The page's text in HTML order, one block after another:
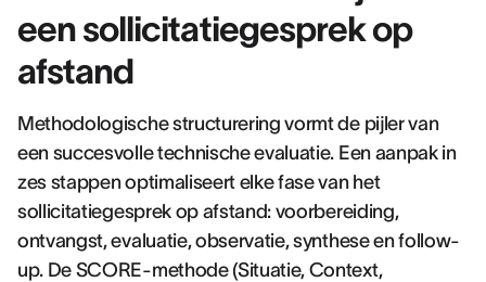
een sollicitatiegesprek op
afstand
Methodologische structurering vormt de pijler van
een succesvolle technische evaluatie. Een aanpak in
zes stappen optimaliseert elke fase van het
sollicitatiegesprek op afstand: voorbereiding,
ontvangst, evaluatie, observatie, synthese en follow-
up. De SCORE-methode (Situatie, Context,